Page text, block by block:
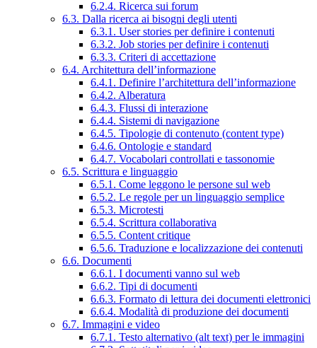
6.2.4. Ricerca sui forum
6.3. Dalla ricerca ai bisogni degli utenti
6.3.1. User stories per definire i contenuti
6.3.2. Job stories per definire i contenuti
6.3.3. Criteri di accettazione
6.4. Architettura dell’informazione
6.4.1. Definire l’architettura dell’informazione
6.4.2. Alberatura
6.4.3. Flussi di interazione
6.4.4. Sistemi di navigazione
6.4.5. Tipologie di contenuto (content type)
6.4.6. Ontologie e standard
6.4.7. Vocabolari controllati e tassonomie
6.5. Scrittura e linguaggio
6.5.1. Come leggono le persone sul web
6.5.2. Le regole per un linguaggio semplice
6.5.3. Microtesti
6.5.4. Scrittura collaborativa
6.5.5. Content critique
6.5.6. Traduzione e localizzazione dei contenuti
6.6. Documenti
6.6.1. I documenti vanno sul web
6.6.2. Tipi di documenti
6.6.3. Formato di lettura dei documenti elettronici
6.6.4. Modalità di produzione dei documenti
6.7. Immagini e video
6.7.1. Testo alternativo (alt text) per le immagini